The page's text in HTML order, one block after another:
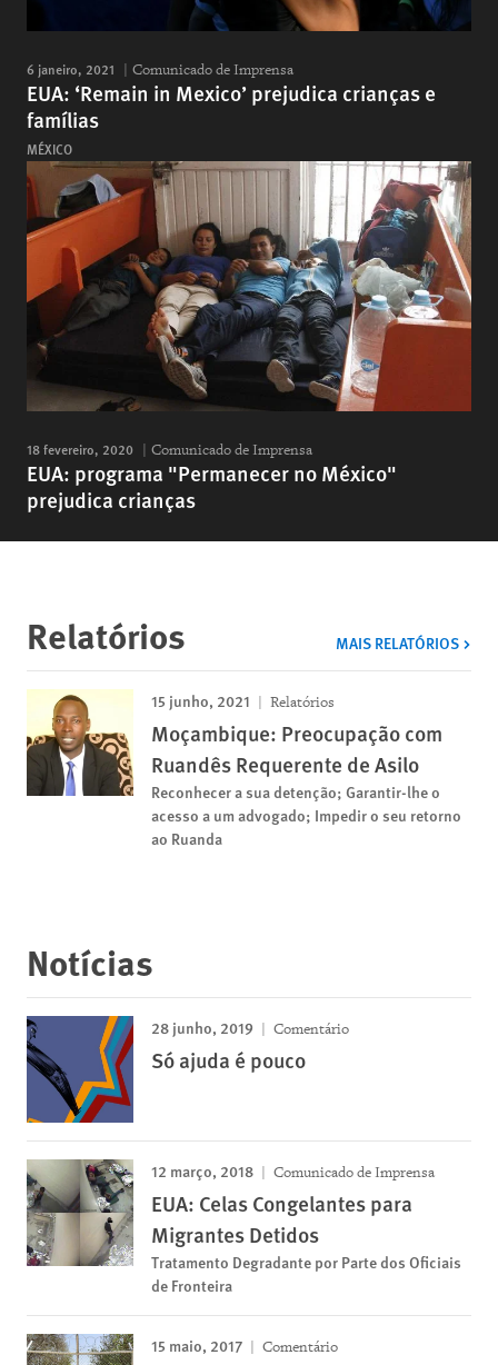
6 janeiro, 2021 Comunicado de Imprensa
EUA: ‘Remain in Mexico’ prejudica crianças e
famílias
MÉXICO
18 fevereiro, 2020 Comunicado de Imprensa
EUA: programa "Permanecer no México"
prejudica crianças
Relatórios MAIS RELATÓRIOS
15 junho, 2021 Relatórios
Moçambique: Preocupação com
Ruandês Requerente de Asilo
Reconhecer a sua detenção; Garantir-lhe o
acesso a um advogado; Impedir o seu retorno
ao Ruanda
Notícias
28 junho, 2019 Comentário
Só ajuda é pouco
12 março, 2018 Comunicado de Imprensa
EUA: Celas Congelantes para
Migrantes Detidos
Tratamento Degradante por Parte dos Oficiais
de Fronteira
15 maio, 2017 Comentário